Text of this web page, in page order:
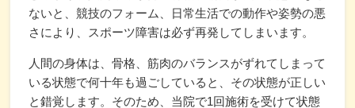
ないと、競技のフォーム、日常生活での動作や姿勢の悪
さにより、スポーツ障害は必ず再発してしまいます。
人間の身体は、骨格、筋肉のバランスがずれてしまって
いる状態で何十年も過ごしていると、その状態が正しい
と錯覚します。そのため、当院で1回施術を受けて状態